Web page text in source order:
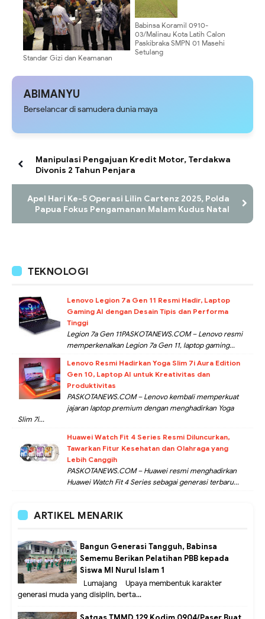
Standar Gizi dan Keamanan
Dokkes Polda Papua Hadiri
Bergizi Gratis
Babinsa Koramil 0910-
03/Malinau Kota Latih Calon
Paskibraka SMPN 01 Masehi
Setulang
ABIMANYU
Berselancar di samudera dunia maya
Manipulasi Pengajuan Kredit Motor, Terdakwa
Divonis 2 Tahun Penjara
Apel Hari Ke-5 Operasi Lilin Cartenz 2025, Polda
Papua Fokus Pengamanan Malam Kudus Natal
TEKNOLOGI
Lenovo Legion 7a Gen 11 Resmi Hadir, Laptop
Gaming AI dengan Desain Tipis dan Performa
Tinggi
Legion 7a Gen 11PASKOTANEWS.COM – Lenovo resmi
memperkenalkan Legion 7a Gen 11, laptop gaming...
Lenovo Resmi Hadirkan Yoga Slim 7i Aura Edition
Gen 10, Laptop AI untuk Kreativitas dan
Produktivitas
PASKOTANEWS.COM – Lenovo kembali memperkuat
jajaran laptop premium dengan menghadirkan Yoga
Slim 7i...
Huawei Watch Fit 4 Series Resmi Diluncurkan,
Tawarkan Fitur Kesehatan dan Olahraga yang
Lebih Canggih
PASKOTANEWS.COM – Huawei resmi menghadirkan
Huawei Watch Fit 4 Series sebagai generasi terbaru...
ARTIKEL MENARIK
Bangun Generasi Tangguh, Babinsa
Sememu Berikan Pelatihan PBB kepada
Siswa MI Nurul Islam 1
Lumajang – Upaya membentuk karakter
generasi muda yang disiplin, berta...